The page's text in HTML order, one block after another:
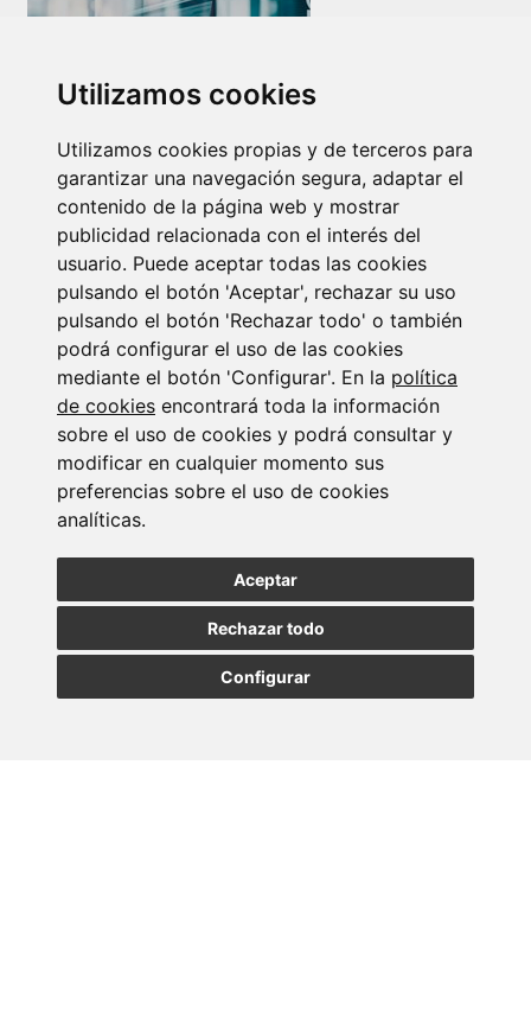
Utilizamos cookies
Utilizamos cookies propias y de terceros para
garantizar una navegación segura, adaptar el
contenido de la página web y mostrar
publicidad relacionada con el interés del
usuario. Puede aceptar todas las cookies
pulsando el botón 'Aceptar', rechazar su uso
pulsando el botón 'Rechazar todo' o también
podrá configurar el uso de las cookies
mediante el botón 'Configurar'. En la política
de cookies encontrará toda la información
sobre el uso de cookies y podrá consultar y
modificar en cualquier momento sus
preferencias sobre el uso de cookies
analíticas.
Aceptar
Rechazar todo
Configurar
Newsletter Insolvencias y Situaciones Especiales
Suscribirse a la
newsletter
SUSCRIBIRSE